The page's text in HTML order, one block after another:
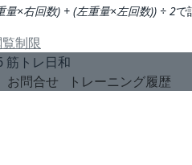
量×右回数) + (左重量×左回数)) ÷ 2で
制限
筋トレ日和
お問合せ トレーニング履歴